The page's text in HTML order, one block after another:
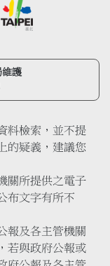
維護
料檢索，並不提
的疑義，建議您
關所提供之電子
布文字有所不
報及各主管機關
若與政府公報或